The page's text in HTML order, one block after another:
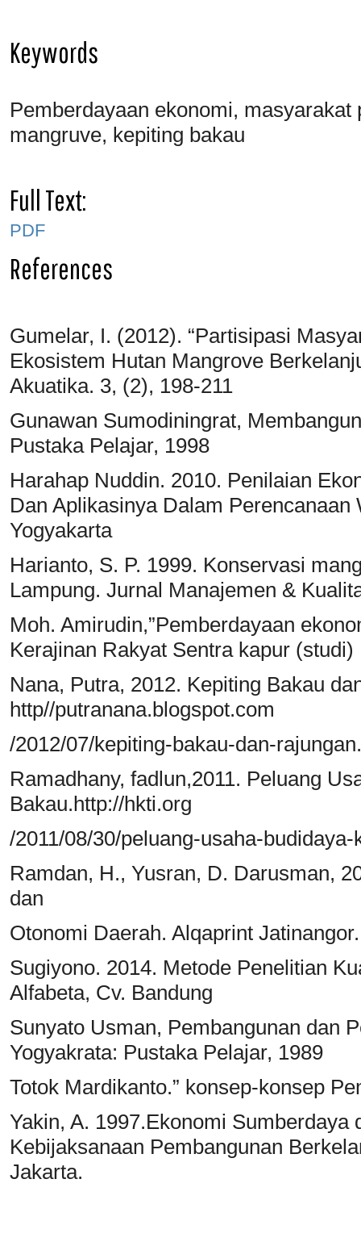
Keywords
Pemberdayaan ekonomi,
mangruve, kepiting bakau
Full Text:
PDF
References
Gumelar, I. (2012). “Partisipasi
Ekosistem Hutan Mangrove
Akuatika. 3, (2), 198-211
Gunawan Sumodiningrat,
Pustaka Pelajar, 1998
Harahap Nuddin. 2010. Penilaian
Dan Aplikasinya Dalam
Yogyakarta
Harianto, S. P. 1999. Konservasi
Lampung. Jurnal Manajemen &
Moh. Amirudin,”Pemberdayaan
Kerajinan Rakyat Sentra kapur
Nana, Putra, 2012. Kepiting Bakau
http//putranana.blogspot.com
/2012/07/kepiting-bakau-dan-
Ramadhany, fadlun,2011. Peluang
Bakau.http://hkti.org
/2011/08/30/peluang-usaha-
Ramdan, H., Yusran, D. Darusman,
dan
Otonomi Daerah. Alqaprint
Sugiyono. 2014. Metode Penelitian
Alfabeta, Cv. Bandung
Sunyato Usman, Pembangunan dan
Yogyakrata: Pustaka Pelajar, 1989
Totok Mardikanto.” konsep-konsep
Yakin, A. 1997.Ekonomi Sumberdaya
Kebijaksanaan Pembangunan
Jakarta.